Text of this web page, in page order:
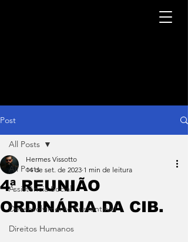
Post
All Posts
Assistência Social
Desenvolvimento Sustentável
Direitos Humanos
All Posts
4ª REUNIÃO
ORDINÁRIA DA CIB.
Hermes Vissotto
14 de set. de 2023 1 min de leitura